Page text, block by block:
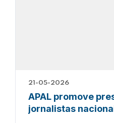
21-05-2026
APAL promove
jornalistas